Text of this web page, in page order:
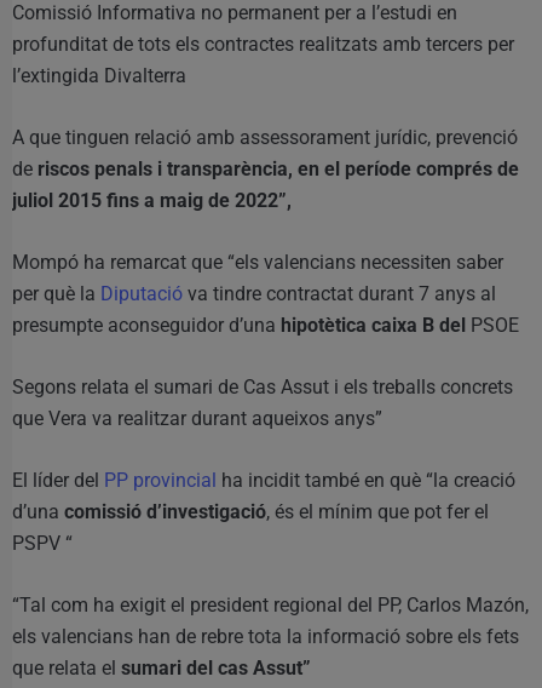
Comissió Informativa no permanent per a l’estudi en
profunditat de tots els contractes realitzats amb tercers per
l’extingida Divalterra
A que tinguen relació amb assessorament jurídic, prevenció
de riscos penals i transparència, en el període comprés de
juliol 2015 fins a maig de 2022”,
Mompó ha remarcat que “els valencians necessiten saber
per què la Diputació va tindre contractat durant 7 anys al
presumpte aconseguidor d’una hipotètica caixa B del PSOE
Segons relata el sumari de Cas Assut i els treballs concrets
que Vera va realitzar durant aqueixos anys”
El líder del PP provincial ha incidit també en què “la creació
d’una comissió d’investigació, és el mínim que pot fer el
PSPV “
“Tal com ha exigit el president regional del PP, Carlos Mazón,
els valencians han de rebre tota la informació sobre els fets
que relata el sumari del cas Assut”